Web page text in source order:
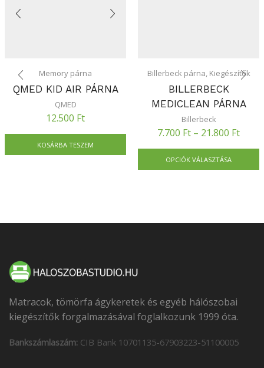
Memory párna
QMED KID AIR PÁRNA
QMED
12.500 Ft
KOSÁRBA TESZEM
Billerbeck párna, Kiegészítők
BILLERBECK
MEDICLEAN PÁRNA
Billerbeck
7.700 Ft – 21.800 Ft
OPCIÓK VÁLASZTÁSA
Matracok, tömörfa ágykeretek és egyéb hálószobai
kiegészítők forgalmazásával foglalkozunk 1999 óta.
Bankszámlaszám: CIB Bank 10701135-67903223-51100005